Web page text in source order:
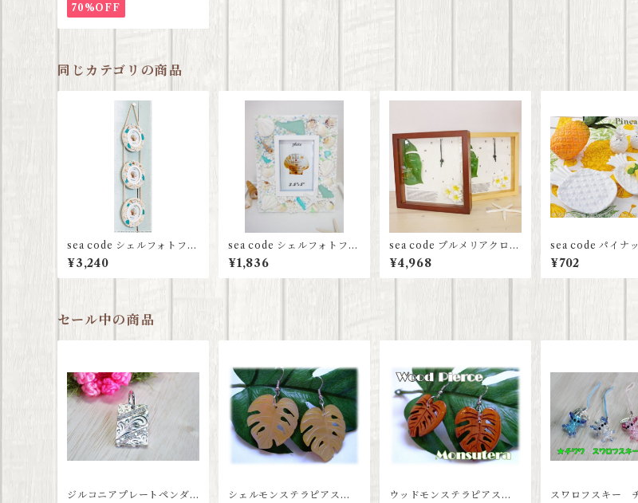
70%OFF
同じカテゴリの商品
sea code シェルフォトフレ
ーム3連
¥3,240
sea code シェルフォトフレ
ーム
¥1,836
sea code プルメリアクロッ
ク
¥4,968
sea code パイナ
ート S
¥702
セール中の商品
ジルコニアプレートペンダ
シェルモンステラピアス
ウッドモンステラピアス
スワロフスキー